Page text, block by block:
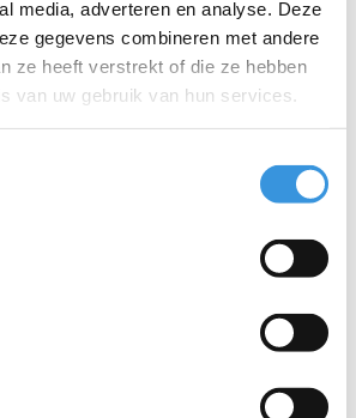
media, adverteren en analyse. Deze
gegevens combineren met andere
ze heeft verstrekt of die ze hebben
van uw gebruik van hun services.
van schokabsorberend materiaal en
EVA-vulling voor extra
plastic buitenschaal zorgt voor extra
eenvoudige klittenbandsluitingen kunnen
zelf aan- en uitdoen. Verkrijgbaar in